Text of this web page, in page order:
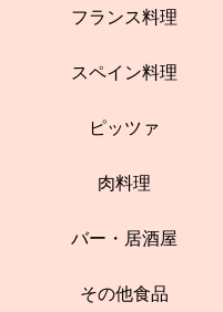
フランス料理
スペイン料理
ピッツァ
肉料理
バー・居酒屋
その他食品